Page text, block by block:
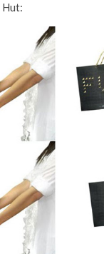
Hut: